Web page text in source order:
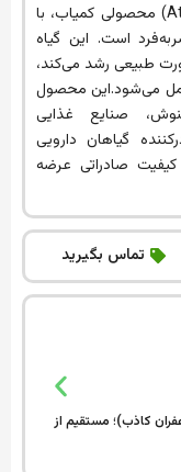
اسفناج وحشی خشک‌شده (Atriplex Halimus) محصولی کمیاب، با
است. این گیاه
طبیعی رشد می‌کند،
می‌شود.این محصول
صنایع غذایی
گیاهان دارویی
صادراتی عرضه
تماس بگیرید
کاذب)؛ مستقیم از